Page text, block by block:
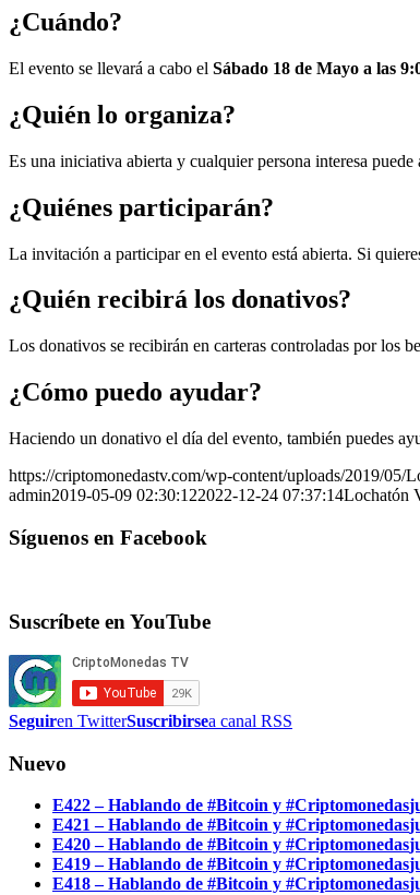
¿Cuándo?
El evento se llevará a cabo el Sábado 18 de Mayo a las
¿Quién lo organiza?
Es una iniciativa abierta y cualquier persona interesa
¿Quiénes participarán?
La invitación a participar en el evento está abierta. Si
¿Quién recibirá los donativos?
Los donativos se recibirán en carteras controladas por los
¿Cómo puedo ayudar?
Haciendo un donativo el día del evento, también puedes
https://criptomonedastv.com/wp-content/uploads/2019/05/
admin2019-05-09 02:30:122022-12-24 07:37:14Lochatón
Síguenos en Facebook
Suscríbete en YouTube
Seguiren TwitterSuscribirsea canal RSS
Nuevo
E422 – Hablando de #Bitcoin y #Criptomonedas
E421 – Hablando de #Bitcoin y #Criptomonedas
E420 – Hablando de #Bitcoin y #Criptomonedas
E419 – Hablando de #Bitcoin y #Criptomonedas
E418 – Hablando de #Bitcoin y #Criptomonedas